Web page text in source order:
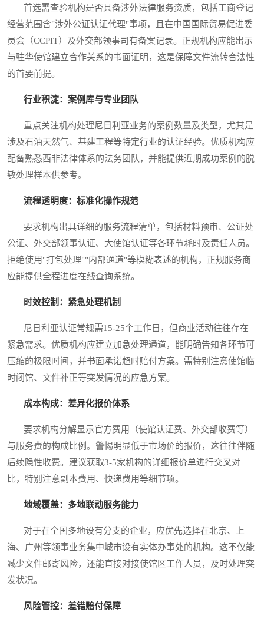
首选需查验机构是否具备涉外法律服务资质，包括工商登记
经营范围含"涉外公证认证代理"事项，且在中国国际贸易促进委
员会（CCPIT）及外交部领事司有备案记录。正规机构应能出示
与驻华使馆建立合作关系的书面证明，这是保障文件流转合法性
的首要前提。
行业积淀：案例库与专业团队
重点关注机构处理尼日利亚业务的案例数量及类型，尤其是
涉及石油天然气、基建工程等特定行业的认证经验。优质机构应
配备熟悉西非法律体系的法务团队，并能提供近期成功案例的脱
敏处理样本供参考。
流程透明度：标准化操作规范
要求机构出具详细的服务流程清单，包括材料预审、公证处
公证、外交部领事认证、大使馆认证等各环节耗时及责任人员。
拒绝使用"打包处理""内部通道"等模糊表述的机构，正规服务商
应能提供全程进度在线查询系统。
时效控制：紧急处理机制
尼日利亚认证常规需15-25个工作日，但商业活动往往存在
紧急需求。优质机构应建立加急处理通道，能明确告知各环节可
压缩的极限时间，并书面承诺超时赔付方案。需特别注意使馆临
时闭馆、文件补正等突发情况的应急方案。
成本构成：差异化报价体系
要求机构分解显示官方费用（使馆认证费、外交部收费等）
与服务费的构成比例。警惕明显低于市场价的报价，这往往伴随
后续隐性收费。建议获取3-5家机构的详细报价单进行交叉对
比，特别注意副本费用、快递费用等细节项。
地域覆盖：多地联动服务能力
对于在全国多地设有分支的企业，应优先选择在北京、上
海、广州等领事业务集中城市设有实体办事处的机构。这不仅能
减少文件邮寄风险，还能直接对接使馆区工作人员，及时处理突
发状况。
风险管控：差错赔付保障